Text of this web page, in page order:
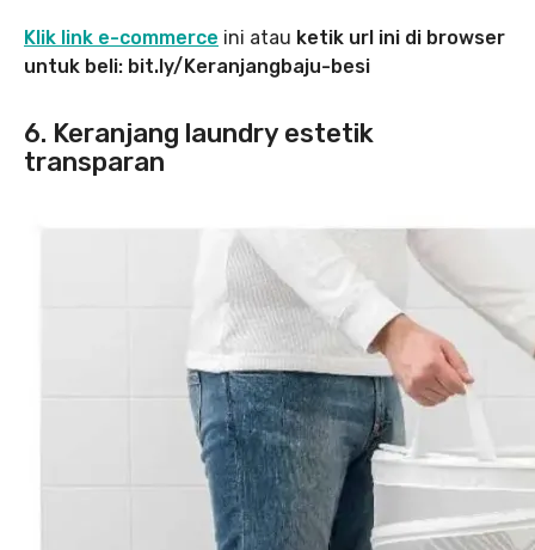
Klik link e-commerce ini atau ketik url ini di browser
untuk beli: bit.ly/Keranjangbaju-besi
6. Keranjang laundry estetik
transparan